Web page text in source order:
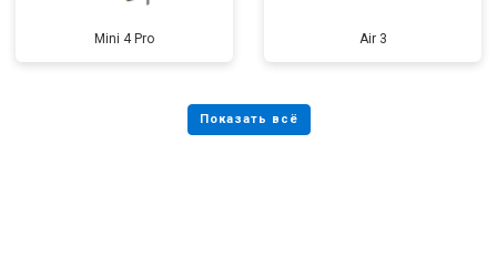
Mini 4 Pro Air 3